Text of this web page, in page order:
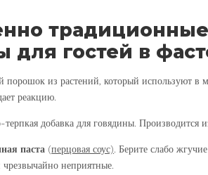
для гостей в
порошок из растений, который используют в
реакцию.
терпкая добавка для говядины. Производится
паста (перцовая соус) . Берите слабо
неприятные.